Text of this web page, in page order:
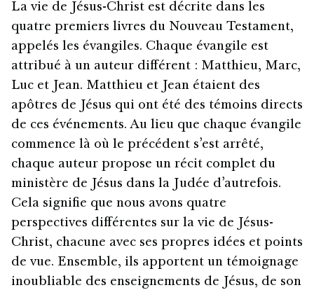
La vie de Jésus-Christ est décrite dans les
quatre premiers livres du Nouveau Testament,
appelés les évangiles. Chaque évangile est
attribué à un auteur différent : Matthieu, Marc,
Luc et Jean. Matthieu et Jean étaient des
apôtres de Jésus qui ont été des témoins directs
de ces événements. Au lieu que chaque évangile
commence là où le précédent s’est arrêté,
chaque auteur propose un récit complet du
ministère de Jésus dans la Judée d’autrefois.
Cela signifie que nous avons quatre
perspectives différentes sur la vie de Jésus-
Christ, chacune avec ses propres idées et points
de vue. Ensemble, ils apportent un témoignage
inoubliable des enseignements de Jésus, de son